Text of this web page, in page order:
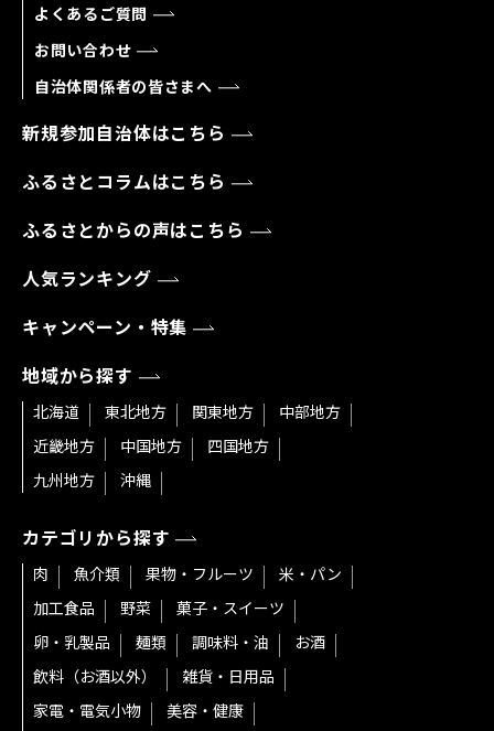
よくあるご質問
お問い合わせ
自治体関係者の皆さまへ
新規参加自治体はこちら
ふるさとコラムはこちら
ふるさとからの声はこちら
人気ランキング
キャンペーン・特集
地域から探す
北海道 東北地方 関東地方
中部地方
近畿地方
中国地方
四国地方
九州地方
沖縄
カテゴリから探す
肉 魚介類 果物・フルーツ
米・パン
加工食品
野菜
菓子・スイーツ
卵・乳製品
麺類 調味料・油
お酒
飲料（お酒以外）
雑貨・日用品
家電・電気小物
美容・健康